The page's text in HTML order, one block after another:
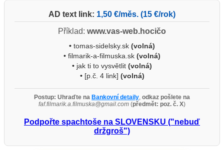
AD text link: 1,50 €/měs. (15 €/rok)
Příklad: www.vas-web.hocičo
• tomas-sidelsky.sk (volná)
• filmarik-a-filmuska.sk (volná)
• jak ti to vysvětlit (volná)
• [p.č. 4 link] (volná)
Postup: Uhraďte na Bankovní detaily odkaz pošlete na
faf.filmarik.a.filmuska@gmail.com (předmět: poz. č. X)
Podpořte spachtoše na SLOVENSKU ("nebuď
držgroš")